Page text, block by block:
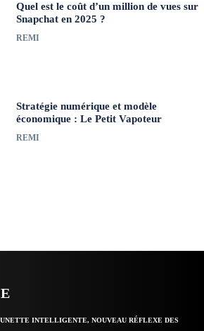
Quel est le coût d’un million de vues sur
Snapchat en 2025 ?
REMI
Stratégie numérique et modèle
économique : Le Petit Vapoteur
REMI
INTELLIGENTE, NOUVEAU RÉFLEXE DES